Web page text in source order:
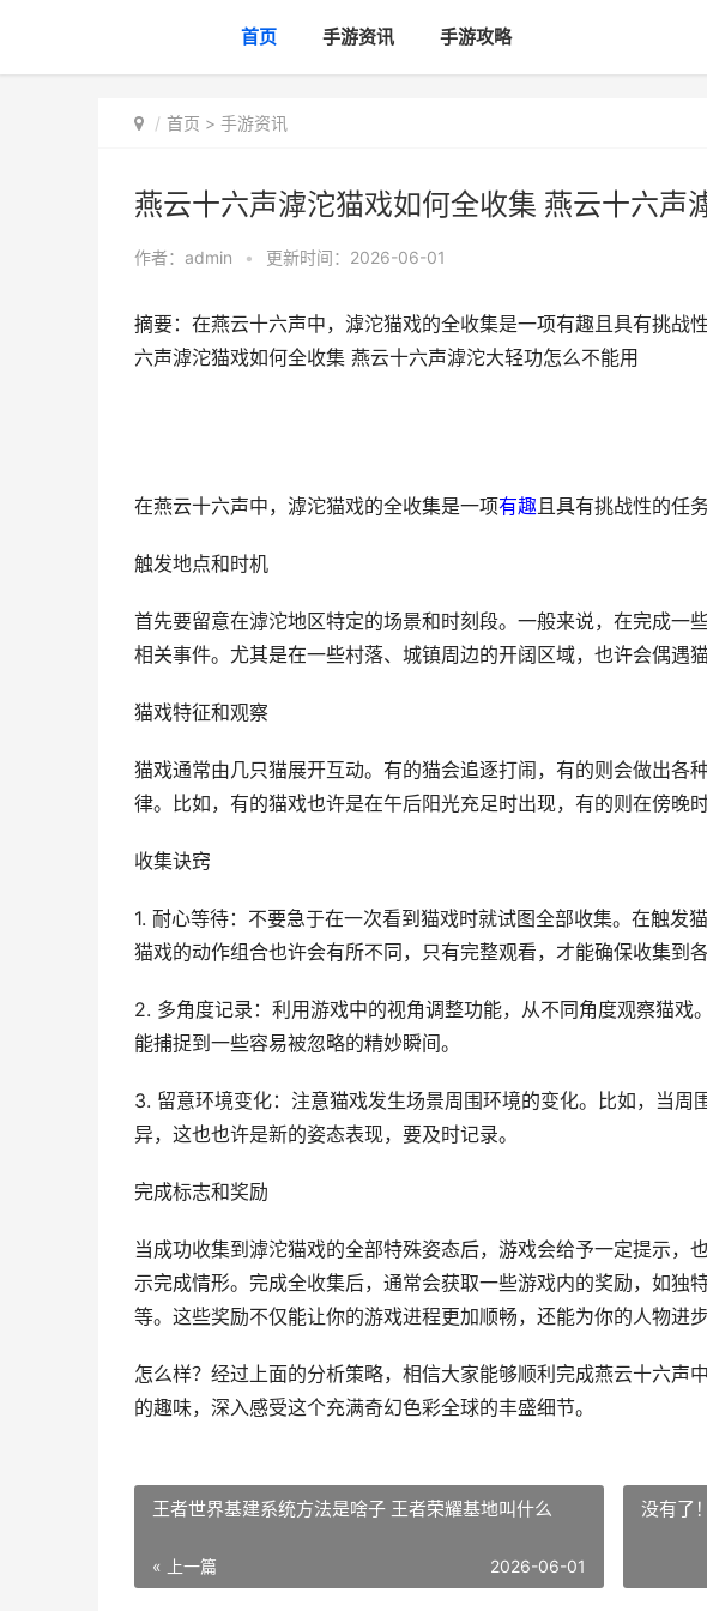
首页 手游资讯 手游攻略
首页 > 手游资讯
燕云十六声滹沱猫戏如何全收集 燕云十六声
作者： admin • 更新时间：2026-06-01
摘要：在燕云十六声中，滹沱猫戏的全收集是一项有趣且具有挑战
六声滹沱猫戏如何全收集 燕云十六声滹沱大轻功怎么不能用
在燕云十六声中，滹沱猫戏的全收集是一项有趣且具有挑战性的任
触发地点和时机
首先要留意在滹沱地区特定的场景和时刻段。一般来说，在完成一
相关事件。尤其是在一些村落、城镇周边的开阔区域，也许会偶遇猫
猫戏特征和观察
猫戏通常由几只猫展开互动。有的猫会追逐打闹，有的则会做出各
律。比如，有的猫戏也许是在午后阳光充足时出现，有的则在傍晚时
收集诀窍
1. 耐心等待：不要急于在一次看到猫戏时就试图全部收集。在触发
猫戏的动作组合也许会有所不同，只有完整观看，才能确保收集到各
2. 多角度记录：利用游戏中的视角调整功能，从不同角度观察猫戏
能捕捉到一些容易被忽略的精妙瞬间。
3. 留意环境变化：注意猫戏发生场景周围环境的变化。比如，当周
异，这也也许是新的姿态表现，要及时记录。
完成标志和奖励
当成功收集到滹沱猫戏的全部特殊姿态后，游戏会给予一定提示，
示完成情形。完成全收集后，通常会获取一些游戏内的奖励，如独
等。这些奖励不仅能让你的游戏进程更加顺畅，还能为你的人物进步
怎么样？经过上面的分析策略，相信大家能够顺利完成燕云十六声
的趣味，深入感受这个充满奇幻色彩全球的丰盛细节。
王者世界基建系统方法是啥子 王者荣耀基地叫什么
« 上一篇 2026-06-01
没有了！